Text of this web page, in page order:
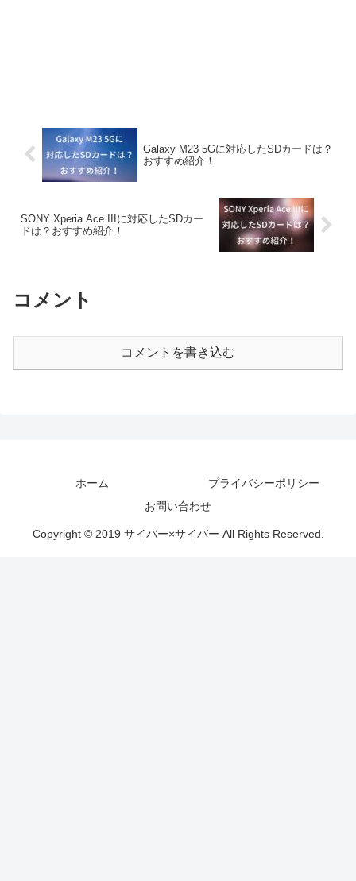
Galaxy M23 5Gに対応したSDカードは？
おすすめ紹介！
SONY Xperia Ace IIIに対応したSDカー
ドは？おすすめ紹介！
コメント
コメントを書き込む
ホーム
プライバシーポリシー
お問い合わせ
Copyright © 2019 サイバー×サイバー All Rights Reserved.